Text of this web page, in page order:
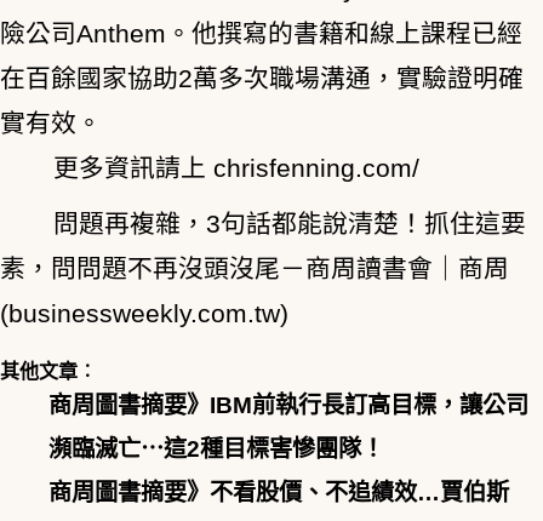
險公司Anthem。他撰寫的書籍和線上課程已經
在百餘國家協助2萬多次職場溝通，實驗證明確
實有效。
更多資訊請上 chrisfenning.com/
問題再複雜，3句話都能說清楚！抓住這要
素，問問題不再沒頭沒尾－商周讀書會｜商周
(businessweekly.com.tw)
其他文章︰
商周圖書摘要》IBM前執行長訂高目標，讓公司
瀕臨滅亡⋯這2種目標害慘團隊！
商周圖書摘要》不看股價、不追績效…賈伯斯